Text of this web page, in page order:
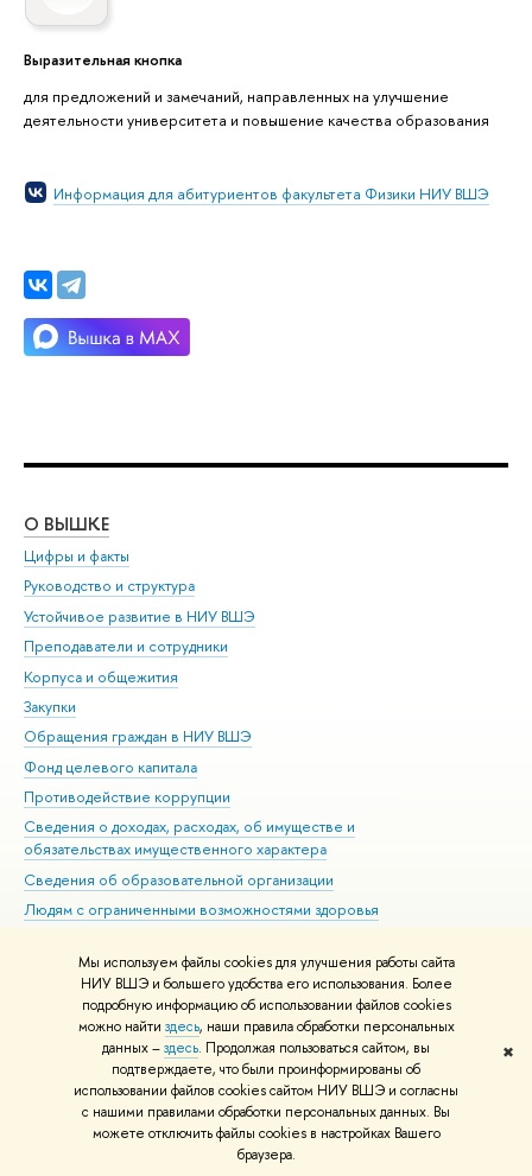
Мы используем файлы cookies для улучшения работы сайта
НИУ ВШЭ и большего удобства его использования. Более
подробную информацию об использовании файлов cookies
можно найти здесь, наши правила обработки персональных
данных –здесь. Продолжая пользоваться сайтом, вы
подтверждаете, что были проинформированы об
использовании файлов cookies сайтом НИУ ВШЭ и согласны
с нашими правилами обработки персональных данных. Вы
можете отключить файлы cookies в настройках Вашего
браузера.
✖
Выразительная кнопка
для предложений и замечаний, направленных на улучшение
деятельности университета и повышение качества образования
Информация для абитуриентов факультета Физики НИУ ВШЭ
О ВЫШКЕ
Цифры и факты
Руководство и структура
Устойчивое развитие в НИУ ВШЭ
Преподаватели и сотрудники
Корпуса и общежития
Закупки
Обращения граждан в НИУ ВШЭ
Фонд целевого капитала
Противодействие коррупции
Сведения о доходах, расходах, об имуществе и
обязательствах имущественного характера
Сведения об образовательной организации
Людям с ограниченными возможностями здоровья
Работа в Вышке
© НИУ ВШЭ 1993–2026 Адреса и контакты Условия использования
материалов Политика конфиденциальности Карта сайта
Шрифты HSE Sans и HSE Slab разработаны вШколе дизайна НИУ ВШЭ